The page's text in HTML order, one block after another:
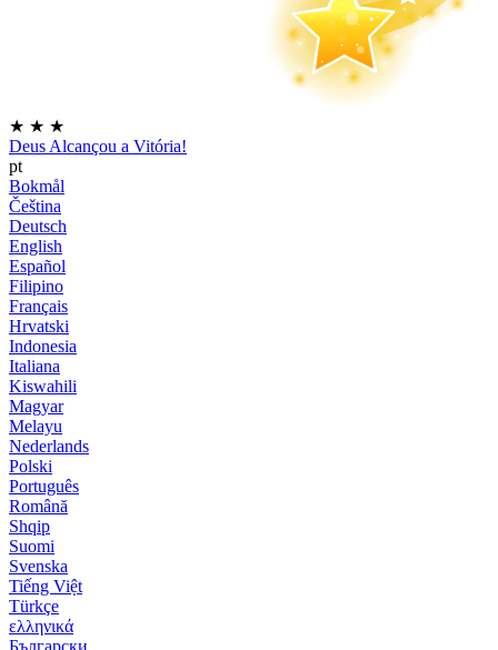
★ ★ ★
Deus Alcançou a Vitória!
pt
Bokmål
Čeština
Deutsch
English
Español
Filipino
Français
Hrvatski
Indonesia
Italiana
Kiswahili
Magyar
Melayu
Nederlands
Polski
Português
Română
Shqip
Suomi
Svenska
Tiếng Việt
Türkçe
ελληνικά
Български